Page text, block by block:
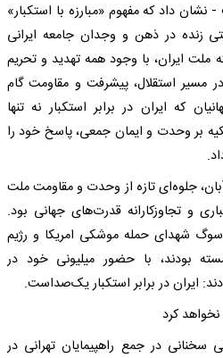
داد که مفهوم «مبارزه با استکبار»
زنده در ذهن و وجدان جامعه ایرانی
که ملت ایران، با وجود همه تهدید و تحریم
مسیر استقلال، پیشرفت و مقاومت گام
که ایران در برابر استکبار نه تنها
بر وحدت و ایمان جمعی، پاسخ خود را
نیز راهپیمایی یوم‌الله ۱۳ آبان، جلوه‌ای تازه از وحدت و مقاومت ملت
و تجاوزکارانه قدرت‌های جهانی بود.
شهدای حمله موشکی امریکا و رژیم
بودند، با حضور میلیونی خود در
ایران در برابر استکبار یک‌صداست.
کرد
در جمع راهپیمایان تهرانی در